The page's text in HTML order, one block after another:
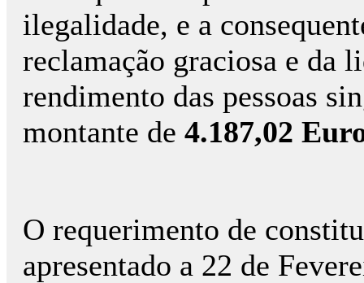
ilegalidade, e a
reclamação graciosa e da
rendimento das pessoas
montante de 4.187,02
O requerimento de
apresentado a 22 de